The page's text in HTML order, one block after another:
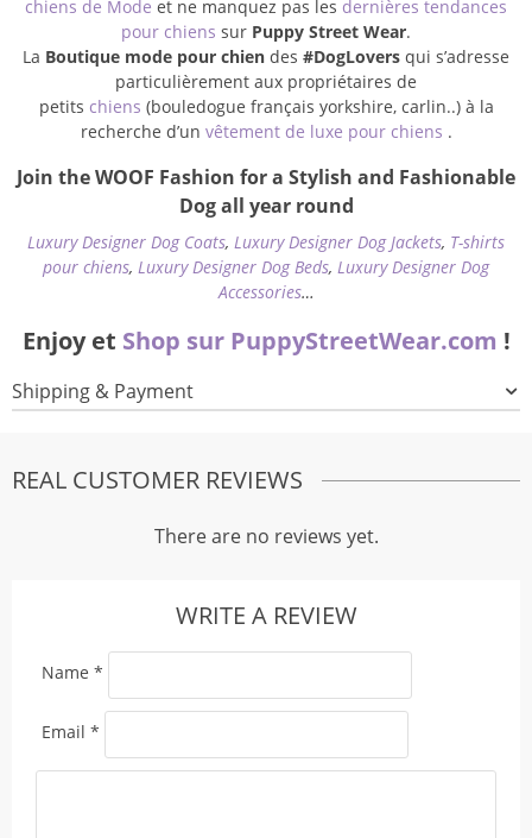
chiens de Mode et ne manquez pas les dernières tendances
pour chiens sur Puppy Street Wear.
La Boutique mode pour chien des #DogLovers qui s’adresse
particulièrement aux propriétaires de
petits chiens (bouledogue français yorkshire, carlin..) à la
recherche d’un vêtement de luxe pour chiens .
Join the WOOF Fashion for a Stylish and Fashionable
Dog all year round
Luxury Designer Dog Coats, Luxury Designer Dog Jackets, T-shirts
pour chiens, Luxury Designer Dog Beds, Luxury Designer Dog
Accessories…
Enjoy et Shop sur PuppyStreetWear.com !
Shipping & Payment
REAL CUSTOMER REVIEWS
There are no reviews yet.
WRITE A REVIEW
Name *
Email *